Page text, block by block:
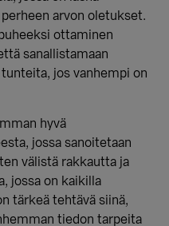
arvon oletukset.
ottaminen
sanallistamaan
jos vanhempi on
hyvä
jossa sanoitetaan
välistä rakkautta ja
jossa on kaikilla
tärkeä tehtävä siinä,
tiedon tarpeita